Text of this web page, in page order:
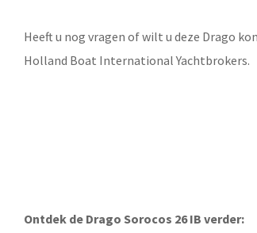
Heeft u nog vragen of wilt u deze Drago
Holland Boat International Yachtbrokers.
Ontdek de Drago Sorocos 26 IB verder: